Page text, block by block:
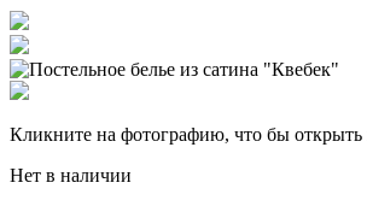
Кликните на фотографию, что бы открыть
Нет в наличии